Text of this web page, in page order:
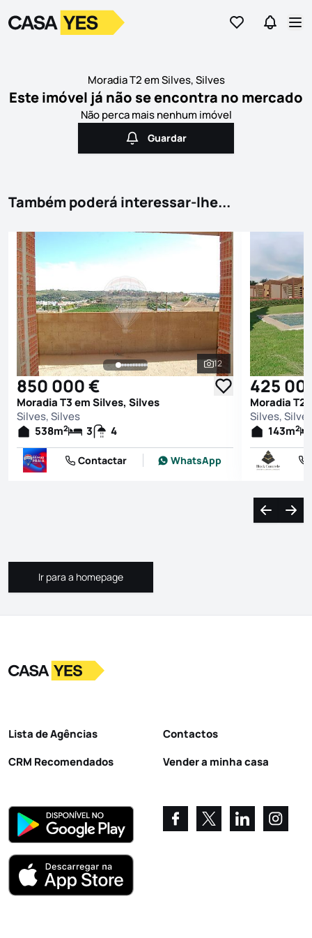
Ir para osIr para
LogoIr para a homepage
Moradia T2 em Silves, Silves
Este imóvel já não se encontra no mercado
Não perca mais nenhum imóvel
Guardar
Guardar
Também poderá interessar-lhe...
Ver todas as
12
850 000 €
Moradia T3 em Silves, Silves
Silves, Silves
538m2 3 4
Contactar WhatsApp
425
Moradia T2
Silves,
143m2
Ir para a homepage
Ir para a homepage
LogoIr para a homepage
Lista de Agências
CRM Recomendados
Contactos
Vender a minha casa